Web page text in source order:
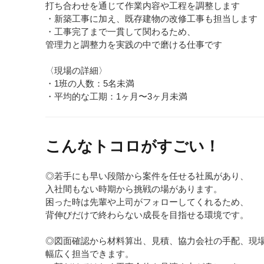
打ち合わせを通じて作業内容や工程を調整します
・新築工事に加え、既存建物の改修工事も担当します
・工事完了まで一貫して関わるため、
管理力と調整力を実践の中で磨ける仕事です
〈現場の詳細〉
・1班の人数：5名未満
・平均的な工期：1ヶ月〜3ヶ月未満
こんなトコロがすごい！
◎若手にも早い段階から案件を任せる社風があり、
入社間もない時期から挑戦の場があります。
困った時は先輩や上司がフォローしてくれるため、
背伸びだけで終わらない成長を目指せる環境です。
◎図面確認から材料算出、見積、協力会社の手配、現
幅広く担当できます。